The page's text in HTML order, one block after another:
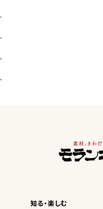
知る・楽しむ